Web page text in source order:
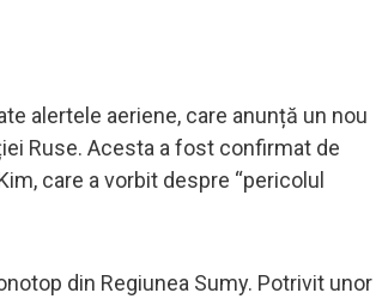
alertele aeriene, care anunță un nou
Ruse. Acesta a fost confirmat de
care a vorbit despre “pericolul
din Regiunea Sumy. Potrivit unor